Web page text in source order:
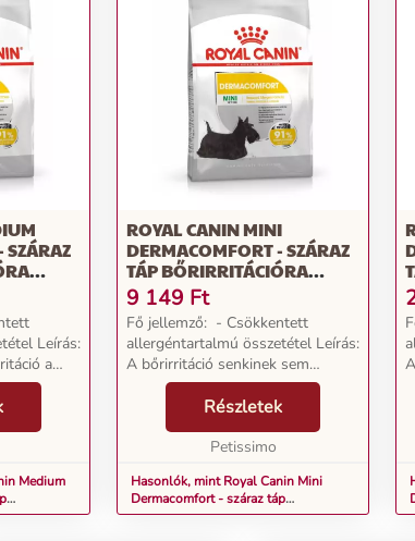
SZÁRAZ
Leírás:
a
hogy a
Az
Medium
testű
ROYAL CANIN MINI
DERMACOMFORT - SZÁRAZ
TÁP BŐRIRRITÁCIÓRA
HAJLAMOS, KISTESTŰ
FELNŐTT KUTYÁK RÉSZÉRE
3 KG
9 149 Ft
Fő jellemző: - Csökkentett
allergéntartalmú összetétel Leírás:
A bőrirritáció senkinek sem
kellemes, így az Ön kutyájának
sem. Tudta Ön, hogy a bőrirritáció
az első számú oka annak, hogy a
Részletek
Petissimo
Hasonlók, mint Royal Canin Mini
Dermacomfort - száraz táp
bőrirritációra hajlamos, kistestű